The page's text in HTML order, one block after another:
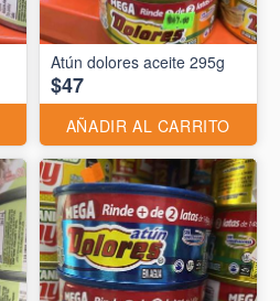
Atún dolores aceite 295g
$47
AÑADIR AL CARRITO